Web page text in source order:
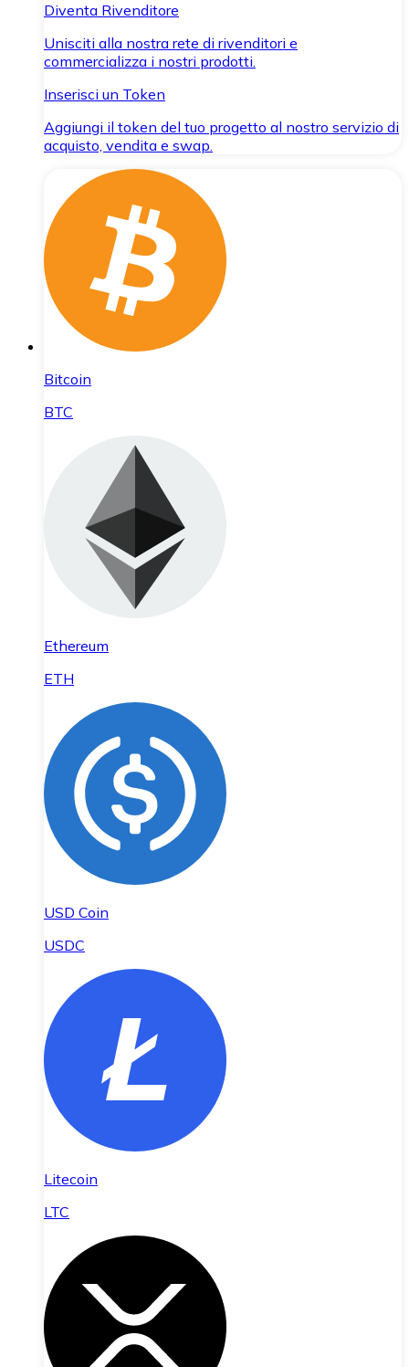
Diventa Rivenditore
Unisciti alla nostra rete di rivenditori e
commercializza i nostri prodotti.
Inserisci un Token
Aggiungi il token del tuo progetto al nostro servizio di
acquisto, vendita e swap.
Bitcoin
BTC
Ethereum
ETH
USD Coin
USDC
Litecoin
LTC